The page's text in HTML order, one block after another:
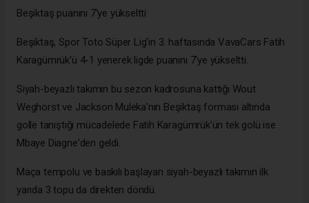
Beşiktaş puanını 7'ye yükseltti
Beşiktaş, Spor Toto Süper Lig'in 3. haftasında VavaCars Fatih
Karagümrük'ü 4-1 yenerek ligde puanını 7'ye yükseltti.
Siyah-beyazlı takımın bu sezon kadrosuna kattığı Wout
Weghorst ve Jackson Muleka'nın Beşiktaş forması altında
golle tanıştığı mücadelede Fatih Karagümrük'ün tek golü ise
Mbaye Diagne'den geldi.
Maça tempolu ve baskılı başlayan siyah-beyazlı takımın ilk
yarıda 3 topu da direkten döndü.